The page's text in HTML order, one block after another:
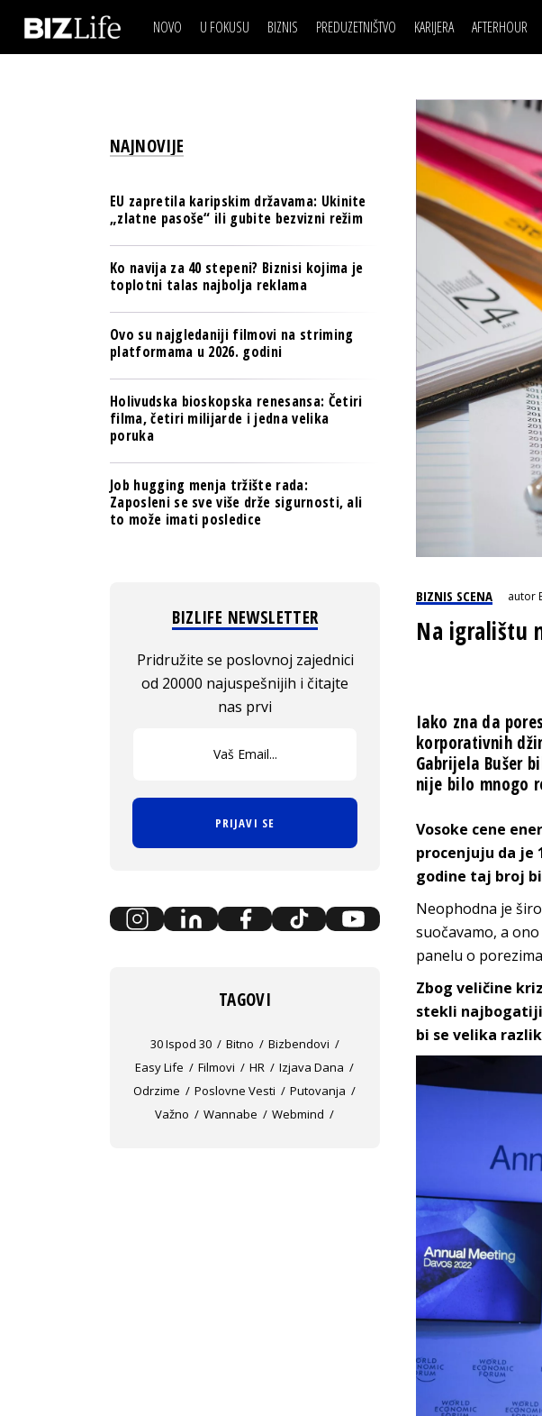
NOVO U FOKUSU BIZNIS
BREND I KOMUNIKACIJE
BANKE
OSIGURANJE
TECH I AI
BIZNIS & SPORT
PULS REGIONA
NOVO NA RAFU
PREDUZETNIŠTVO KARIJERA
LJUDI (HR)
MOJ UGAO
USAVRŠAVANJE
KNOW-HOW
AFTERHOUR
KNJIGE
AUTO
STIL
IZJAVA DANABIZNIS SCENA
BREND I KOMUNIKACIJE
OSIGURANJE
TECH I AI
PULS REGIONA
POSAO
MOJ UGAO
USAVRŠAVANJE
KNOW-HOW
FILM I
AUTO
BIZNIS SCENA autor
Na igralištu
Iako zna da
korporativnih
Gabrijela Bušer
nije bilo mnogo
Vosoke cene
procenjuju da je
godine taj broj
Neophodna je
suočavamo, a
panelu o
Zbog veličine
stekli najbogatiji
bi se velika
NAJNOVIJE
EU zapretila karipskim državama: Ukinite
„zlatne pasoše“ ili gubite bezvizni režim
Ko navija za 40 stepeni? Biznisi kojima je
toplotni talas najbolja reklama
Ovo su najgledaniji filmovi na striming
platformama u 2026. godini
Holivudska bioskopska renesansa: Četiri
filma, četiri milijarde i jedna velika
poruka
Job hugging menja tržište rada:
Zaposleni se sve više drže sigurnosti, ali
to može imati posledice
BIZLIFE NEWSLETTER
Pridružite se poslovnoj zajednici
od 20000 najuspešnijih i čitajte
nas prvi
PRIJAVI SE
TAGOVI
30 Ispod 30 Bitno
Bizbendovi
Easy Life
Filmovi HR
Izjava Dana
Odrzime
Poslovne Vesti
Putovanja
Važno
Wannabe Webmind